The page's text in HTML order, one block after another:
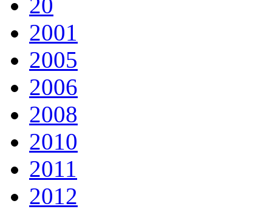
20
2001
2005
2006
2008
2010
2011
2012